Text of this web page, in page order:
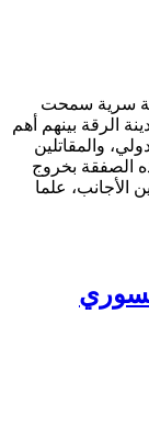
سرية سمحت
الرقة بينهم أهم
والمقاتلين
الصفقة بخروج
الأجانب، علما